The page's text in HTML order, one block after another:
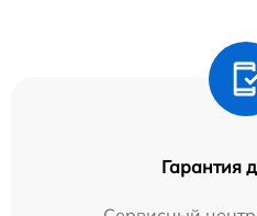
Гарантия